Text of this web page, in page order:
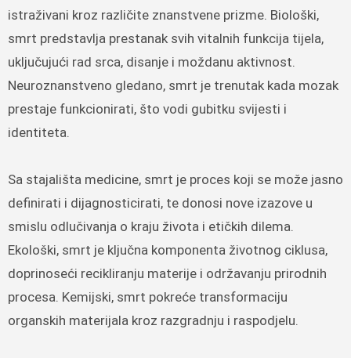
istraživani kroz različite znanstvene prizme. Biološki,
smrt predstavlja prestanak svih vitalnih funkcija tijela,
uključujući rad srca, disanje i moždanu aktivnost.
Neuroznanstveno gledano, smrt je trenutak kada mozak
prestaje funkcionirati, što vodi gubitku svijesti i
identiteta.
Sa stajališta medicine, smrt je proces koji se može jasno
definirati i dijagnosticirati, te donosi nove izazove u
smislu odlučivanja o kraju života i etičkih dilema.
Ekološki, smrt je ključna komponenta životnog ciklusa,
doprinoseći recikliranju materije i održavanju prirodnih
procesa. Kemijski, smrt pokreće transformaciju
organskih materijala kroz razgradnju i raspodjelu.